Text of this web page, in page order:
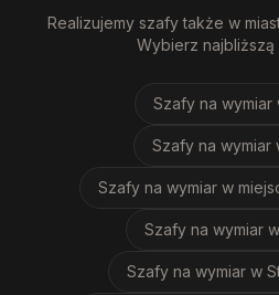
Realizujemy szafytakże w
Wybierz najbliższą
Szafy na wymiar
Szafy na wymiar
Szafy na wymiar w
Szafy na wymiar
Szafy na wymiar w